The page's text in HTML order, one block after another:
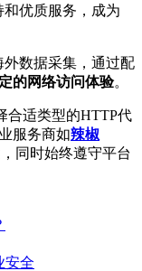
优质服务，成为
数据采集，通过配
的网络访问体验。
合适类型的HTTP代
服务商如辣椒
同时始终遵守平台
安全